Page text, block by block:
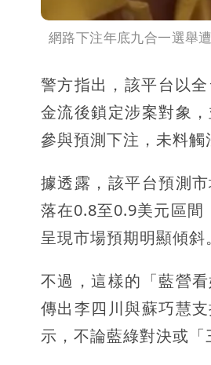
網路下注年底九合一選舉
警方指出，該平台以
金流後鎖定涉案對象
參與預測下注，未料觸
據透露，該平台預測
落在0.8至0.9美元區間
呈現市場預期明顯傾斜。
不過，這樣的「藍營
傳出李四川與蘇巧慧
示，不論藍綠對決或「